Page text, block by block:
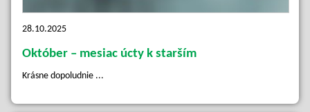
28.10.2025
Október – mesiac úcty k starším
Krásne dopoludnie ...